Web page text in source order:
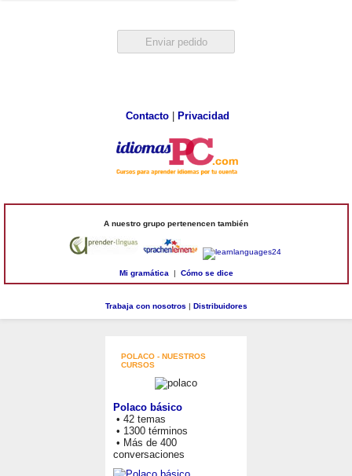
Contacto| Privacidad
A nuestro grupo pertenencen también
Mi gramática| Cómo se dice
Trabaja con nosotros Distribuidores
POLACO - NUESTROS
CURSOS
Polaco básico
• 42 temas
• 1300 términos
• Más de 400
conversaciones